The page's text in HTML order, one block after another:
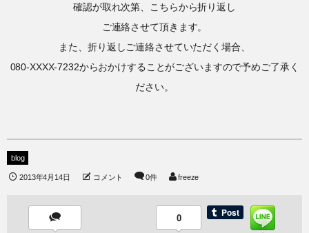
確認が取れ次第、こちらから折り返し
ご連絡させて頂きます。
また、折り返しご連絡させていただく場合、
080-XXXX-7232からおかけすることがございますので予めご了承く
ださい。
blog
2013年4月14日 コメント 0件 freeze
0